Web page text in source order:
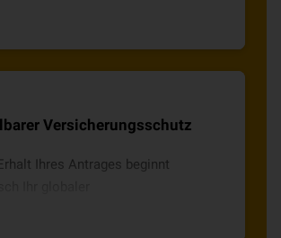
Versicherungsschutz
Ihres Antrages beginnt